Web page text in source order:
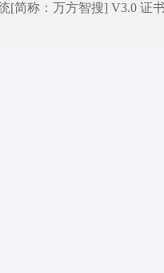
[简称：万方智搜] V3.0 证